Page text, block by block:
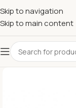
Skip to navigation
Skip to main content